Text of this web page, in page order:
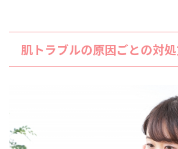
肌トラブルの原因ごとの対